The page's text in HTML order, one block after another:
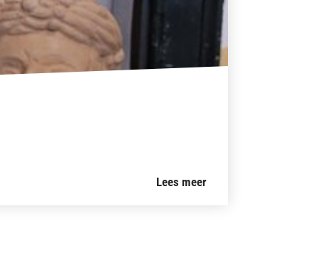
Lees meer